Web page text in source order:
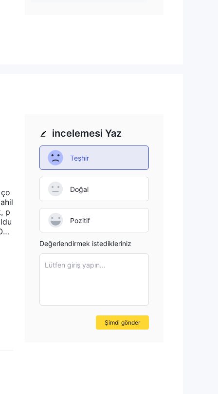
p
incelemesi Yaz
Teşhir
Doğal
Pozitif
Değerlendirmek istedikleriniz
Lütfen giriş yapın...
Şimdi gönder